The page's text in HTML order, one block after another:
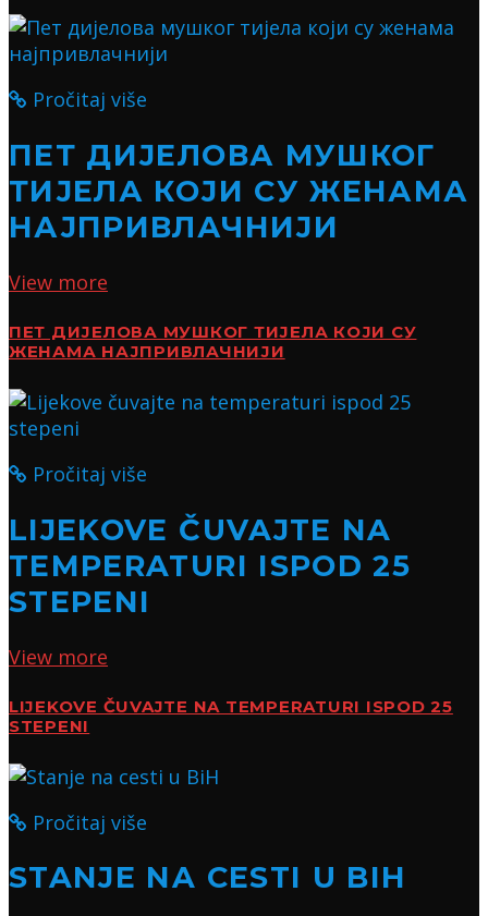
Pročitaj više
ПЕТ ДИЈЕЛОВА МУШКОГ
ТИЈЕЛА КОЈИ СУ ЖЕНАМА
НАЈПРИВЛАЧНИЈИ
View more
ПЕТ ДИЈЕЛОВА МУШКОГ ТИЈЕЛА КОЈИ СУ
ЖЕНАМА НАЈПРИВЛАЧНИЈИ
Pročitaj više
LIJEKOVE ČUVAJTE NA
TEMPERATURI ISPOD 25
STEPENI
View more
LIJEKOVE ČUVAJTE NA TEMPERATURI ISPOD 25
STEPENI
Pročitaj više
STANJE NA CESTI U BIH